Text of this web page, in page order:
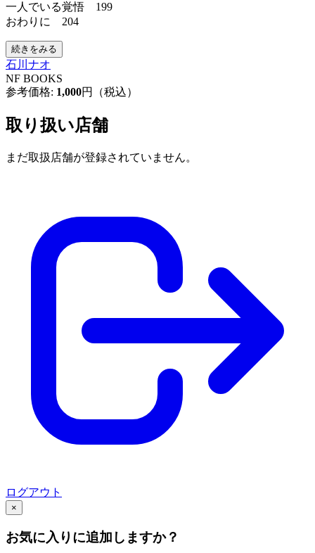
一人でいる覚悟 199
おわりに 204
続きをみる
石川ナオ
NF BOOKS
参考価格: 1,000円（税込）
取り扱い店舗
まだ取扱店舗が登録されていません。
ログアウト
×
お気に入りに追加しますか？